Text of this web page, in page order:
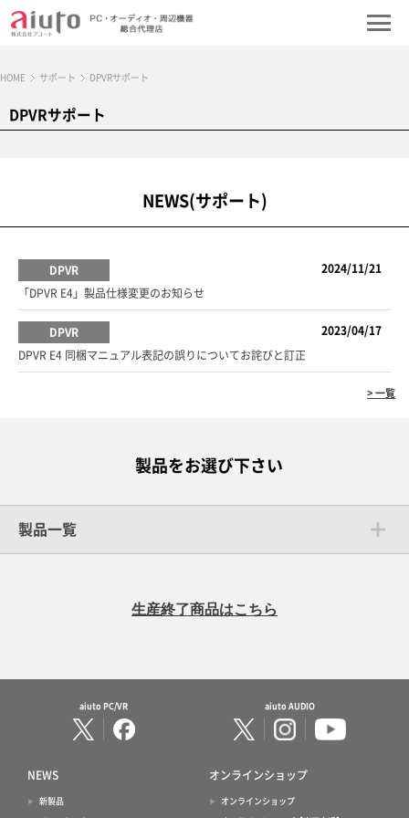
HOME サポート DPVRサポート
DPVRサポート
NEWS(サポート)
2024/11/21
DPVR
「DPVR E4」製品仕様変更のお知らせ
2023/04/17
DPVR
DPVR E4 同梱マニュアル表記の誤りについてお詫びと訂正
> 一覧
製品をお選び下さい
製品一覧
生産終了商品はこちら
aiuto PC/VR aiuto AUDIO
NEWS
新製品
オンラインショップ
オンラインショップ